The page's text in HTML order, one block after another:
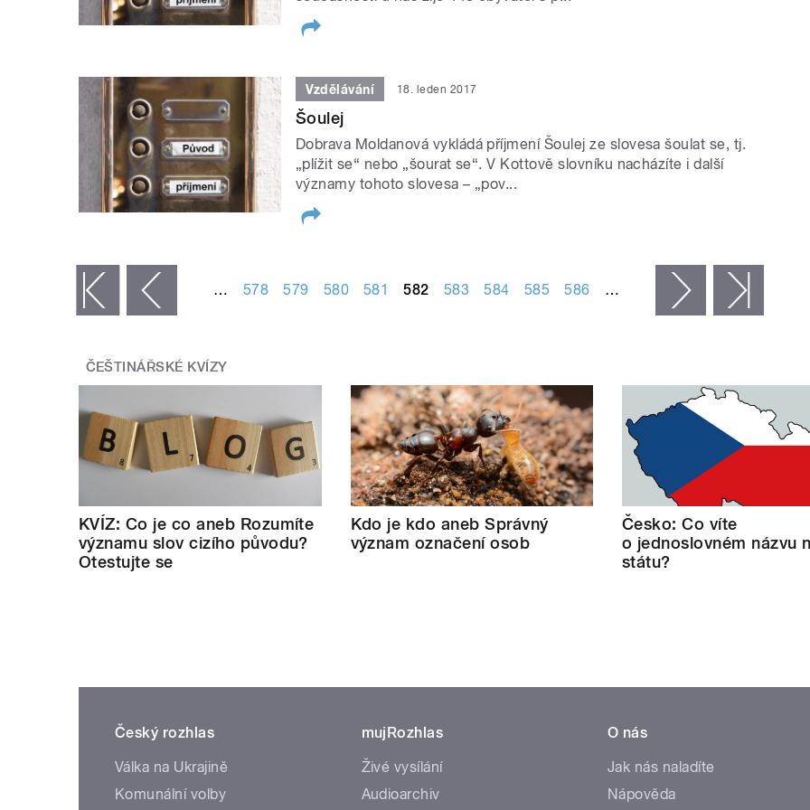
Vzdělávání 18. leden 2017
Šoulej
Dobrava Moldanová vykládá příjmení Šoulej ze slovesa šoulat se, tj.
„plížit se“ nebo „šourat se“. V Kottově slovníku nacházíte i další
významy tohoto slovesa – „pov...
‹ předchozí … 578 579 580 581 582 583 584 585 586 … následující ›
ČEŠTINÁŘSKÉ KVÍZY
KVÍZ: Co je co aneb Rozumíte
významu slov cizího původu?
Otestujte se
Kdo je kdo aneb Správný
význam označení osob
Česko: Co víte
o jednoslovném názvu
státu?
Český rozhlas
Válka na Ukrajině
Komunální volby
mujRozhlas
Živé vysílání
Audioarchiv
O nás
Jak nás naladíte
Nápověda